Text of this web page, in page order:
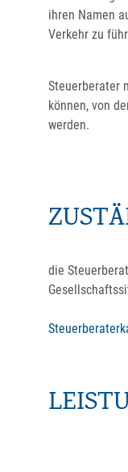
ihren Namen
Verkehr zu
Steuerberater
können, von
werden.
die